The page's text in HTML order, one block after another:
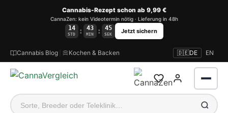
Cannabis-Rezept schon ab 9,99 €
CannaZen: kein Videotermin nötig · Lieferung in 48h
14
STD : 43
MIN : 45
SEK Jetzt sichern
Cannabis Blog Kochen & Backen 🇩🇪DE EN